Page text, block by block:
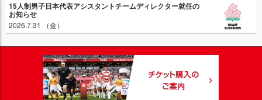
15人制男子日本代表アシスタントチームディレクター就任の
お知らせ
2026.7.31 （金）